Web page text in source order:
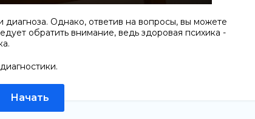
Однако, ответив на вопросы, вы можете
обратить внимание, ведь здоровая психика -
Начать